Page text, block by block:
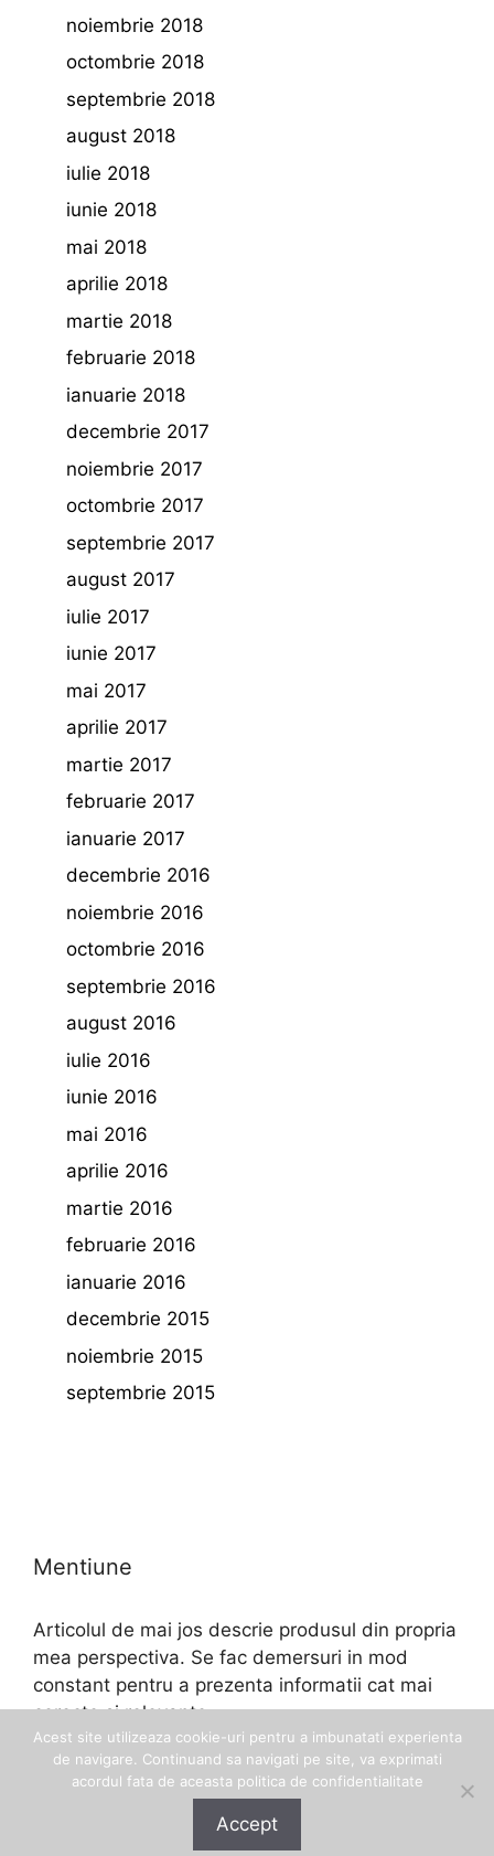
noiembrie 2018
octombrie 2018
septembrie 2018
august 2018
iulie 2018
iunie 2018
mai 2018
aprilie 2018
martie 2018
februarie 2018
ianuarie 2018
decembrie 2017
noiembrie 2017
octombrie 2017
septembrie 2017
august 2017
iulie 2017
iunie 2017
mai 2017
aprilie 2017
martie 2017
februarie 2017
ianuarie 2017
decembrie 2016
noiembrie 2016
octombrie 2016
septembrie 2016
august 2016
iulie 2016
iunie 2016
mai 2016
aprilie 2016
martie 2016
februarie 2016
ianuarie 2016
decembrie 2015
noiembrie 2015
septembrie 2015
Mentiune
Articolul de mai jos descrie produsul din propria
mea perspectiva. Se fac demersuri in mod
constant pentru a prezenta informatii cat mai
corecte si relevante.
• Construit cu
Acest site utilizeaza cookie-uri pentru a imbunatati experienta
de navigare. Continuand sa navigati pe site, va exprimati
acordul fata de aceasta politica de confidentialitate
Accept